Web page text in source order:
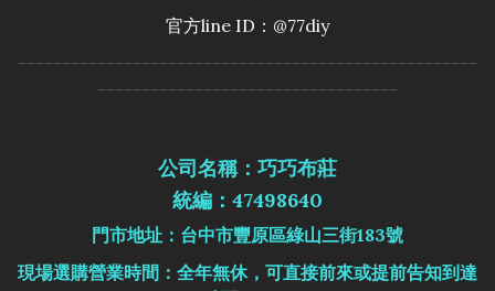
官方line ID：@77diy
----------------------------------------------------
----------------------------------
公司名稱：巧巧布莊
統編：47498640
門市地址：台中市豐原區綠山三街183號
現場選購營業時間：全年無休，可直接前來或提前告知到達